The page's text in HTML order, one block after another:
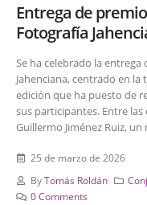
Entrega de
Fotografía
Se ha celebrado la
Jahenciana, centrado en
edición que ha puesto de
sus participantes. Entre
Guillermo Jiménez Ruiz, un
25 de marzo de 2026
ByTomás Roldán
0 Comments